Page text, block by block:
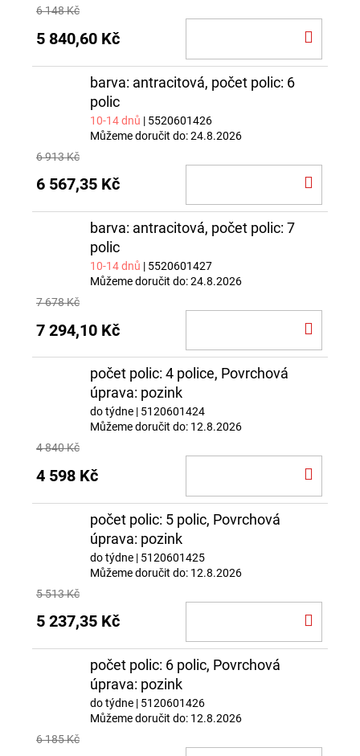
6 148 Kč
5 840,60 Kč
barva: antracitová, počet polic: 6
polic
10-14 dnů | 5520601426
Můžeme doručit do:24.8.2026
6 913 Kč
6 567,35 Kč
barva: antracitová, počet polic: 7
polic
10-14 dnů | 5520601427
Můžeme doručit do:24.8.2026
7 678 Kč
7 294,10 Kč
počet polic: 4 police, Povrchová
úprava: pozink
do týdne | 5120601424
Můžeme doručit do: 12.8.2026
4 840 Kč
4 598 Kč
počet polic: 5 polic, Povrchová
úprava: pozink
do týdne | 5120601425
Můžeme doručit do: 12.8.2026
5 513 Kč
5 237,35 Kč
počet polic: 6 polic, Povrchová
úprava: pozink
do týdne | 5120601426
Můžeme doručit do: 12.8.2026
6 185 Kč